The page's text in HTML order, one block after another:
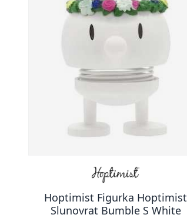
Hoptimist Figurka Hoptimist
Slunovrat Bumble S White